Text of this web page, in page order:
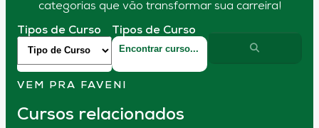
categorias que vão transformar sua carreira!
Tipos de Curso Tipos de Curso
VEM PRA FAVENI
Cursos relacionados